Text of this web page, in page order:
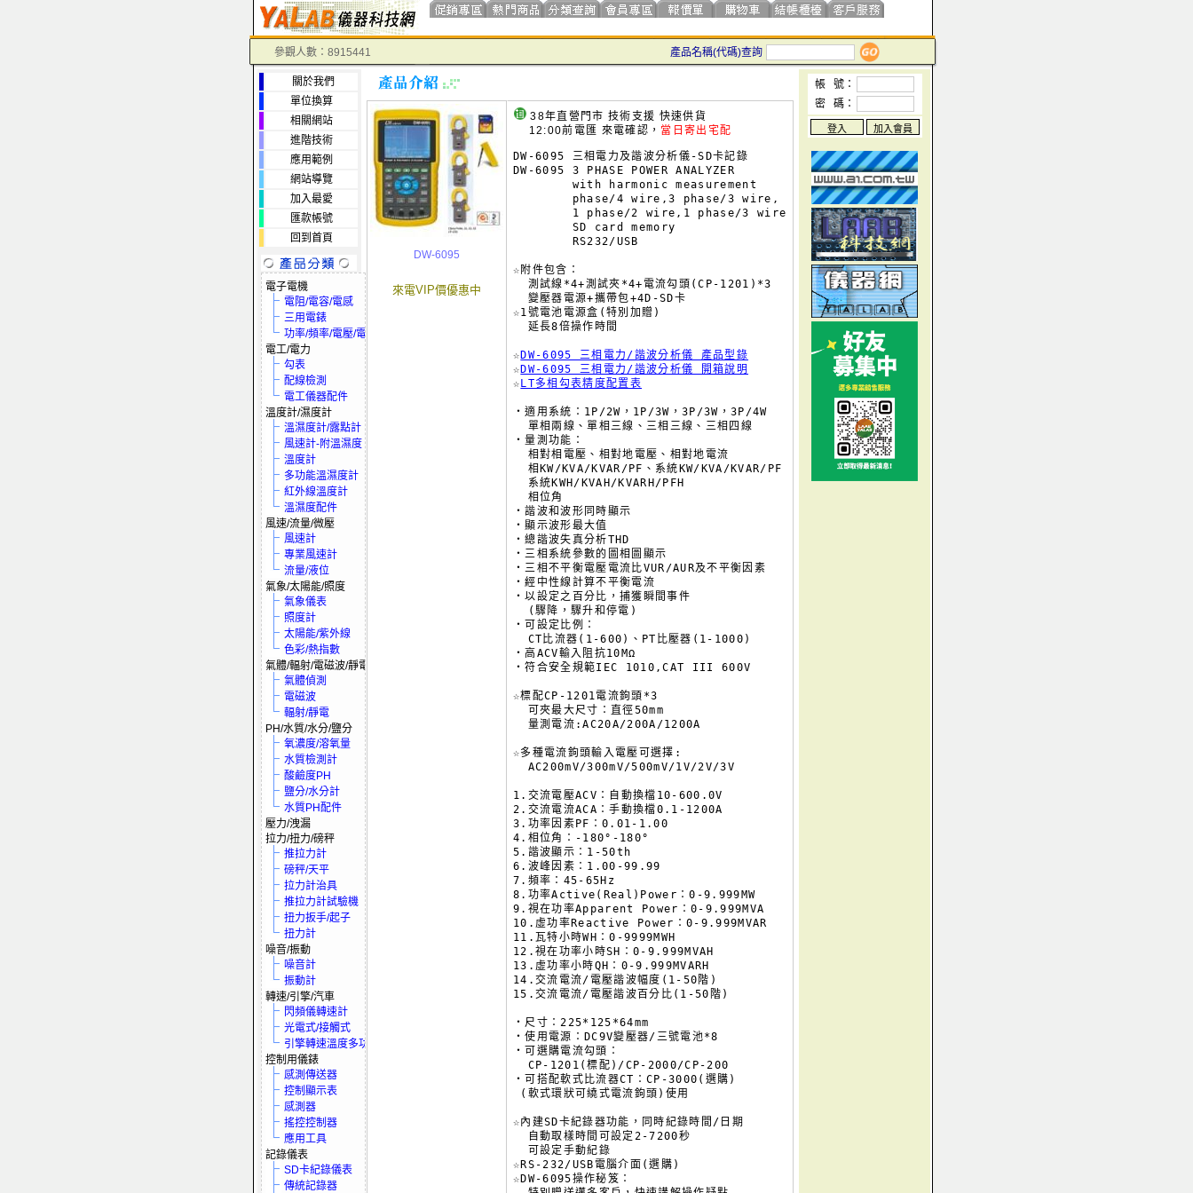
參觀人數：8915441 產品名稱(代碼)查詢
關於我們
單位換算
相關網站
進階技術
應用範例
網站導覽
加入最愛
匯款帳號
回到首頁
電子電機
電阻/電容/電感
三用電錶
功率/頻率/電壓/電流
電工/電力
勾表
配線檢測
電工儀器配件
溫度計/濕度計
溫濕度計/露點計
風速計-附溫濕度
溫度計
多功能溫濕度計
紅外線溫度計
溫濕度配件
風速/流量/微壓
風速計
專業風速計
流量/液位
氣象/太陽能/照度
氣象儀表
照度計
太陽能/紫外線
色彩/熱指數
氣體/輻射/電磁波/靜電
氣體偵測
電磁波
輻射/靜電
PH/水質/水分/鹽分
氧濃度/溶氧量
水質檢測計
酸鹼度PH
鹽分/水分計
水質PH配件
壓力/洩漏
拉力/扭力/磅秤
推拉力計
磅秤/天平
拉力計治具
推拉力計試驗機
扭力扳手/起子
扭力計
噪音/振動
噪音計
振動計
轉速/引擎/汽車
閃頻儀轉速計
光電式/接觸式
引擎轉速溫度多功電表
控制用儀錶
感測傳送器
控制顯示表
感測器
搖控控制器
應用工具
記錄儀表
SD卡紀錄儀表
傳統記錄器
DW-6095
來電VIP價優惠中
38年直營門市 技術支援 快速供貨
12:00前電匯 來電確認， 當日寄出宅配
DW-6095 三相電力及諧波分析儀-SD卡記錄
DW-6095 3 PHASE POWER ANALYZER
        with harmonic measurement
        phase/4 wire,3 phase/3 wire,
        1 phase/2 wire,1 phase/3 wire
        SD card memory
        RS232/USB
☆附件包含：
  測試線*4+測試夾*4+電流勾頭(CP-1201)*3
  變壓器電源+攜帶包+4D-SD卡
☆1號電池電源盒(特別加贈)
  延長8倍操作時間
☆ DW-6095 三相電力/諧波分析儀 產品型錄
☆ DW-6095 三相電力/諧波分析儀 開箱說明
☆ LT多相勾表精度配置表
‧適用系統：1P/2W，1P/3W，3P/3W，3P/4W
  單相兩線、單相三線、三相三線、三相四線
‧量測功能：
  相對相電壓、相對地電壓、相對地電流
  相KW/KVA/KVAR/PF、系統KW/KVA/KVAR/PF
  系統KWH/KVAH/KVARH/PFH
  相位角
‧諧波和波形同時顯示
‧顯示波形最大值
‧總諧波失真分析THD
‧三相系統參數的圖相圖顯示
‧三相不平衡電壓電流比VUR/AUR及不平衡因素
‧經中性線計算不平衡電流
‧以設定之百分比，捕獲瞬間事件
  (驟降，驟升和停電)
‧可設定比例：
  CT比流器(1-600)、PT比壓器(1-1000)
‧高ACV輸入阻抗10MΩ
‧符合安全規範IEC 1010,CAT III 600V
☆標配CP-1201電流鉤頭*3
  可夾最大尺寸：直徑50mm
  量測電流:AC20A/200A/1200A
☆多種電流鉤頭輸入電壓可選擇:
  AC200mV/300mV/500mV/1V/2V/3V
1.交流電壓ACV：自動換檔10-600.0V
2.交流電流ACA：手動換檔0.1-1200A
3.功率因素PF：0.01-1.00
4.相位角：-180°-180°
5.諧波顯示：1-50th
6.波峰因素：1.00-99.99
7.頻率：45-65Hz
8.功率Active(Real)Power：0-9.999MW
9.視在功率Apparent Power：0-9.999MVA
10.虛功率Reactive Power：0-9.999MVAR
11.瓦特小時WH：0-9999MWH
12.視在功率小時SH：0-9.999MVAH
13.虛功率小時QH：0-9.999MVARH
14.交流電流/電壓諧波幅度(1-50階)
15.交流電流/電壓諧波百分比(1-50階)
‧尺寸：225*125*64mm
‧使用電源：DC9V變壓器/三號電池*8
‧可選購電流勾頭：
  CP-1201(標配)/CP-2000/CP-200
‧可搭配軟式比流器CT：CP-3000(選購)
(軟式環狀可繞式電流鉤頭)使用
☆內建SD卡紀錄器功能，同時紀錄時間/日期
  自動取樣時間可設定2-7200秒
  可設定手動紀錄
☆RS-232/USB電腦介面(選購)
☆DW-6095操作秘笈：
帳 號：
密 碼：